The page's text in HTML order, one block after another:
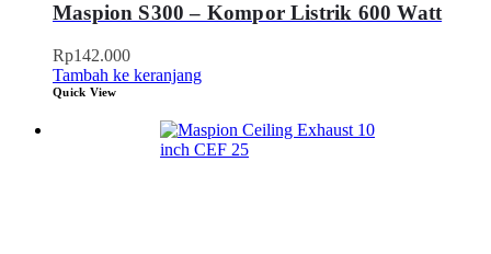
Maspion S300 – Kompor Listrik 600 Watt
Rp142.000
Tambah ke keranjang
Quick View